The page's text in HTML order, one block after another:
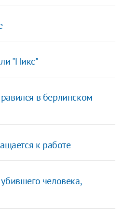
"Никс"
в берлинском
к работе
человека,